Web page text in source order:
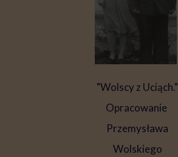
"Wolscy z Uciąch."
Opracowanie
Przemysława
Wolskiego